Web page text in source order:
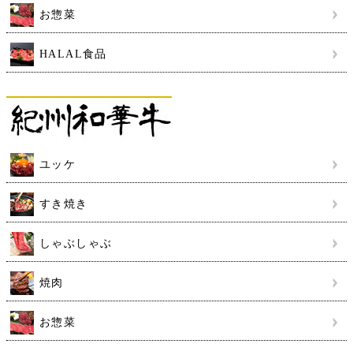
お惣菜
HALAL食品
ユッケ
すき焼き
しゃぶしゃぶ
焼肉
お惣菜